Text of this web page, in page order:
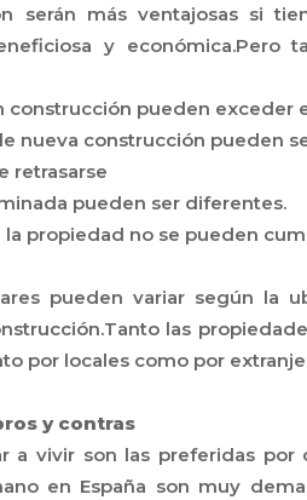
serán más ventajosas si
y
construcción pueden exceder
nueva construcción pueden
retrasarse
pueden ser diferentes.
propiedad no se pueden
pueden variar según la
las
por locales como por
y contras
a vivir son las preferidas
en España son muy